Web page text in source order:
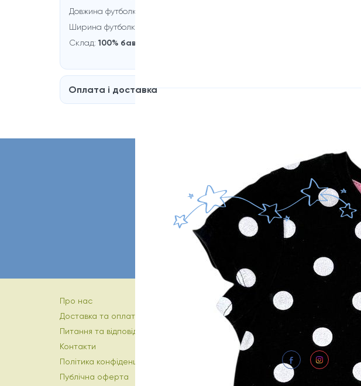
Довжина футболки:
Ширина футболки:
Склад:100% бавовна
Оплата і доставка
Про нас
Доставка та оплата
Питання та відповіді
Контакти
Політика конфіденційності
Публічна оферта